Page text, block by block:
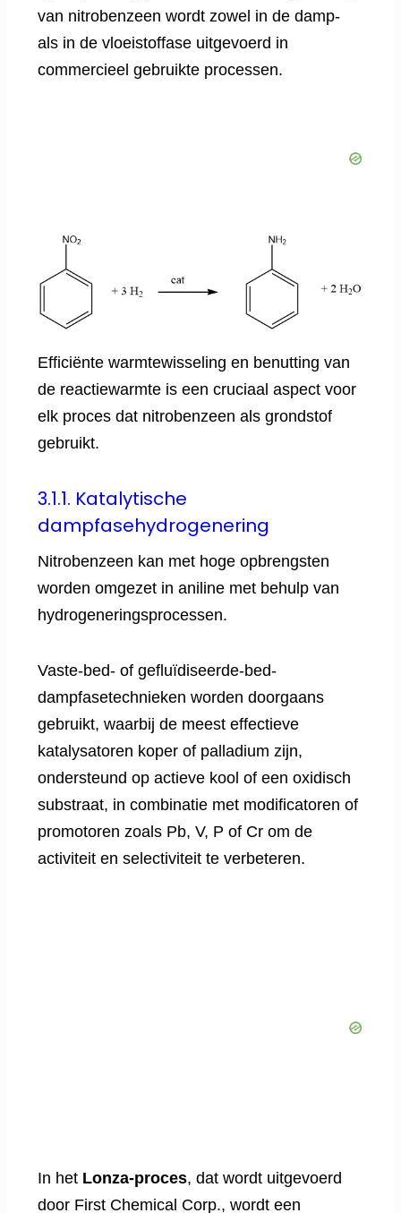
van nitrobenzeen wordt zowel in de damp-
als in de vloeistoffase uitgevoerd in
commercieel gebruikte processen.
Efficiënte warmtewisseling en benutting van
de reactiewarmte is een cruciaal aspect voor
elk proces dat nitrobenzeen als grondstof
gebruikt.
3.1.1. Katalytische
dampfasehydrogenering
Nitrobenzeen kan met hoge opbrengsten
worden omgezet in aniline met behulp van
hydrogeneringsprocessen.
Vaste-bed- of gefluïdiseerde-bed-
dampfasetechnieken worden doorgaans
gebruikt, waarbij de meest effectieve
katalysatoren koper of palladium zijn,
ondersteund op actieve kool of een oxidisch
substraat, in combinatie met modificatoren of
promotoren zoals Pb, V, P of Cr om de
activiteit en selectiviteit te verbeteren.
In het Lonza-proces, dat wordt uitgevoerd
door First Chemical Corp., wordt een